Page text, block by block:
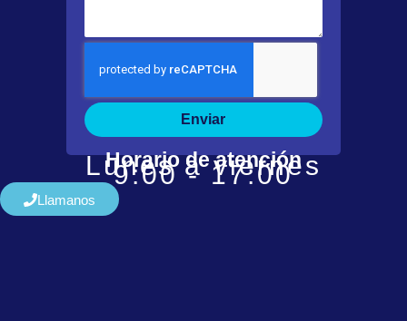
Enviar
Horario de atención
Lunes a viernes
9:00 - 17:00
Llamanos